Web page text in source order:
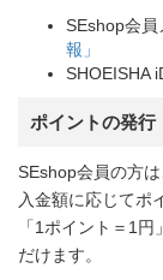
SEshop会員
報」
SHOEISHA
ポイントの発行
SEshop会員の方
入金額に応じてポ
「1ポイント＝1
だけます。